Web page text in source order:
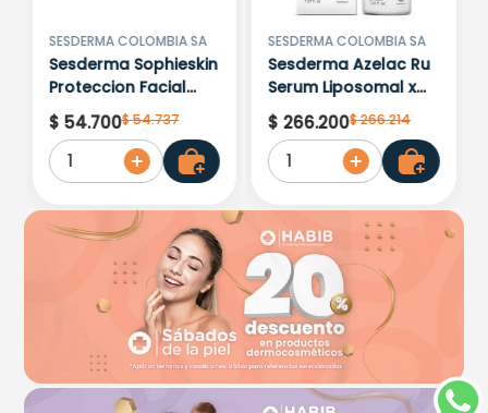
SESDERMA COLOMBIA SA
Sesderma Sophieskin
Proteccion Facial
Kids Hypoallergenic
Spf 500 Moisturising
$ 54.700$54.737
1
SESDERMA COLOMBIA SA
Sesderma Azelac Ru
Serum Liposomal x
30ml
$ 266.200$266.214
1